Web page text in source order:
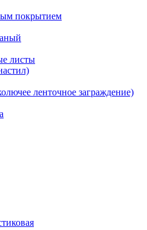
покрытием
листы
ленточное заграждение)